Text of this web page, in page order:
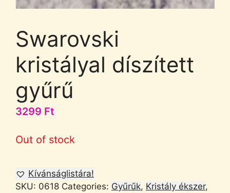
Swarovski
kristályal díszített
gyűrű
3299 Ft
Out of stock
Kívánságlistára!
SKU: 0618 Categories: Gyűrűk, Kristály ékszer,